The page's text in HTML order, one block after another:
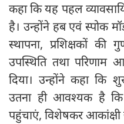
कहा कि यह पहल
है। उन्होंने हब एवं स्पोक
स्थापना, प्रशिक्षकों की
उपस्थिति तथा परिणाम
दिया। उन्होंने कहा कि
उतना ही आवश्यक है
पहुंचाएं, विशेषकर आकांक्षी